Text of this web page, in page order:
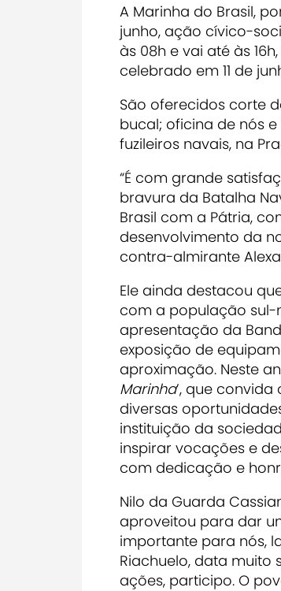
A Marinha do Brasil,
junho, ação cívico-
às 08h e vai até às
celebrado em 11 de
São oferecidos corte
bucal; oficina de nós
fuzileiros navais, na
“É com grande
bravura da Batalha
Brasil com a Pátria,
desenvolvimento da
contra-almirante
Ele ainda destacou
com a população sul-
apresentação da
exposição de
aproximação. Neste
Marinha’, que
diversas
instituição da
inspirar vocações e
com dedicação e
Nilo da Guarda
aproveitou para dar
importante para nós,
Riachuelo, data muito
ações, participo. O